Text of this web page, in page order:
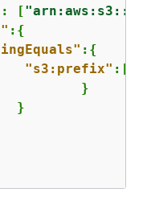
: ["arn:aws:s3:::
: {
: {
"s3:prefix" :[
}
}